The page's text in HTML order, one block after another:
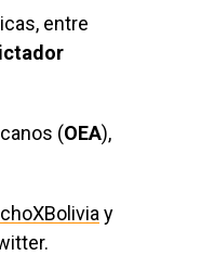
entre
(OEA),
y